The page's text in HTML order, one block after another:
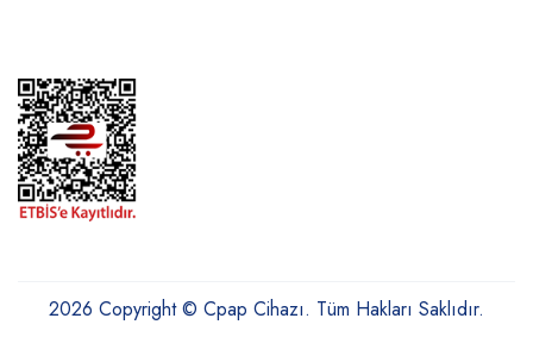
2026 Copyright © Cpap Cihazı. Tüm Hakları Saklıdır.